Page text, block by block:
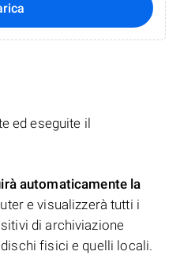
ed eseguite il
automaticamente la
e visualizzerà tutti i
di archiviazione
fisici e quelli locali.